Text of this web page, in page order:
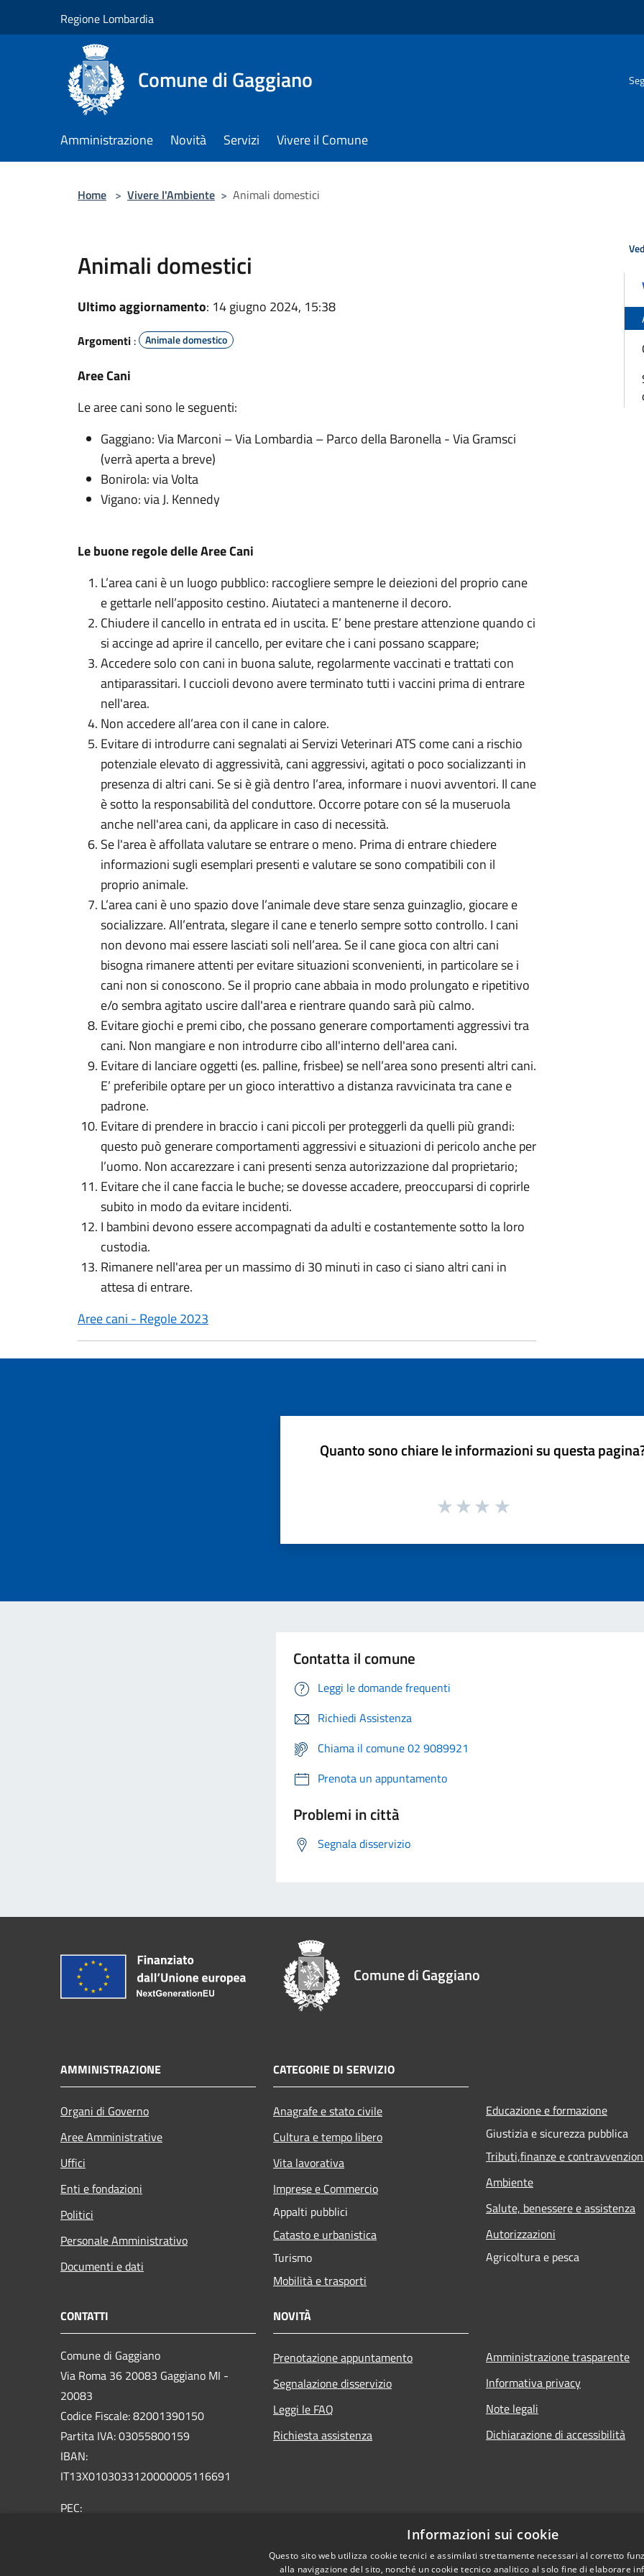
Regione Lombardia
Comune di Gaggiano
Amministrazione Novità Servizi Vivere il Comune
Home > Vivere l'Ambiente > Animali domestici
Animali domestici
Ultimo aggiornamento: 14 giugno 2024, 15:38
Argomenti : Animale domestico
Aree Cani
Le aree cani sono le seguenti:
Gaggiano: Via Marconi – Via Lombardia – Parco della Baronella - Via Gramsci
(verrà aperta a breve)
Bonirola: via Volta
Vigano: via J. Kennedy
Le buone regole delle Aree Cani
L’area cani è un luogo pubblico: raccogliere sempre le deiezioni del proprio cane
e gettarle nell’apposito cestino. Aiutateci a mantenerne il decoro.
Chiudere il cancello in entrata ed in uscita. E’ bene prestare attenzione quando ci
si accinge ad aprire il cancello, per evitare che i cani possano scappare;
Accedere solo con cani in buona salute, regolarmente vaccinati e trattati con
antiparassitari. I cuccioli devono avere terminato tutti i vaccini prima di entrare
nell'area.
Non accedere all’area con il cane in calore.
Evitare di introdurre cani segnalati ai Servizi Veterinari ATS come cani a rischio
potenziale elevato di aggressività, cani aggressivi, agitati o poco socializzanti in
presenza di altri cani. Se si è già dentro l’area, informare i nuovi avventori. Il cane
è sotto la responsabilità del conduttore. Occorre potare con sé la museruola
anche nell'area cani, da applicare in caso di necessità.
Se l'area è affollata valutare se entrare o meno. Prima di entrare chiedere
informazioni sugli esemplari presenti e valutare se sono compatibili con il
proprio animale.
L’area cani è uno spazio dove l’animale deve stare senza guinzaglio, giocare e
socializzare. All’entrata, slegare il cane e tenerlo sempre sotto controllo. I cani
non devono mai essere lasciati soli nell’area. Se il cane gioca con altri cani
bisogna rimanere attenti per evitare situazioni sconvenienti, in particolare se i
cani non si conoscono. Se il proprio cane abbaia in modo prolungato e ripetitivo
e/o sembra agitato uscire dall'area e rientrare quando sarà più calmo.
Evitare giochi e premi cibo, che possano generare comportamenti aggressivi tra
cani. Non mangiare e non introdurre cibo all'interno dell'area cani.
Evitare di lanciare oggetti (es. palline, frisbee) se nell’area sono presenti altri cani.
E’ preferibile optare per un gioco interattivo a distanza ravvicinata tra cane e
padrone.
Evitare di prendere in braccio i cani piccoli per proteggerli da quelli più grandi:
questo può generare comportamenti aggressivi e situazioni di pericolo anche per
l’uomo. Non accarezzare i cani presenti senza autorizzazione dal proprietario;
Evitare che il cane faccia le buche; se dovesse accadere, preoccuparsi di coprirle
subito in modo da evitare incidenti.
I bambini devono essere accompagnati da adulti e costantemente sotto la loro
custodia.
Rimanere nell'area per un massimo di 30 minuti in caso ci siano altri cani in
attesa di entrare.
Aree cani - Regole 2023
Quanto sono chiare le informazioni su questa
Contatta il comune
Leggi le domande frequenti
Richiedi Assistenza
Chiama il comune 02 9089921
Prenota un appuntamento
Problemi in città
Segnala disservizio
Comune di Gaggiano
AMMINISTRAZIONE
Organi di Governo
Aree Amministrative
Uffici
Enti e fondazioni
Politici
Personale Amministrativo
Documenti e dati
CATEGORIE DI SERVIZIO
Anagrafe e stato civile
Cultura e tempo libero
Vita lavorativa
Imprese e Commercio
Appalti pubblici
Catasto e urbanistica
Turismo
Mobilità e trasporti
Educazione e formazione
Giustizia e sicurezza pubblica
Tributi,finanze e
Ambiente
Salute, benessere e assistenza
Autorizzazioni
Agricoltura e pesca
CONTATTI
Comune di Gaggiano
Via Roma 36 20083 Gaggiano MI -
20083
Codice Fiscale: 82001390150
Partita IVA: 03055800159
IBAN:
IT13X0103033120000005116691
PEC:
NOVITÀ
Prenotazione appuntamento
Segnalazione disservizio
Leggi le FAQ
Richiesta assistenza
Amministrazione trasparente
Informativa privacy
Note legali
Dichiarazione di accessibilità
Informazioni sui cookie
Questo sito web utilizza cookie tecnici e assimilati strettamente necessari al corretto
alla navigazione del sito, nonché un cookie tecnico analitico al solo fine di elaborare